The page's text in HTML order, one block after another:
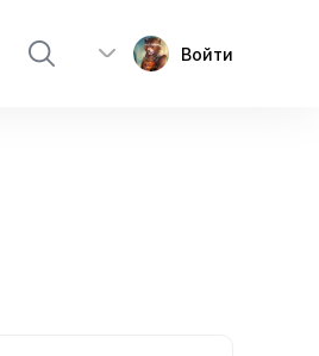
Войти